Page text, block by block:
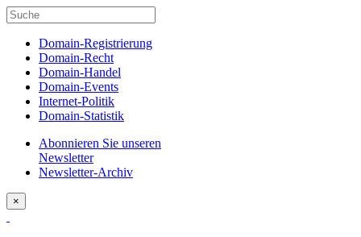
Domain-Registrierung
Domain-Recht
Domain-Handel
Domain-Events
Internet-Politik
Domain-Statistik
Abonnieren Sie unseren
Newsletter
Newsletter-Archiv
×